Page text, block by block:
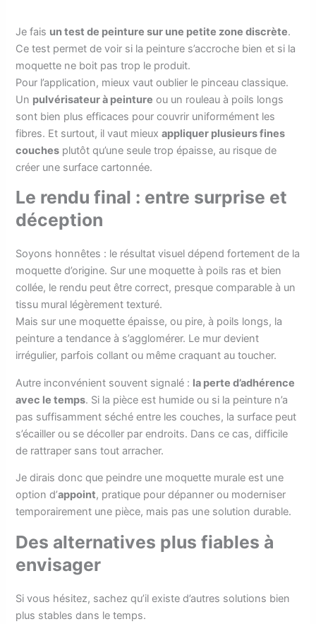
Je fais un test de peinture sur une petite zone discrète.
Ce test permet de voir si la peinture s’accroche bien et si la
moquette ne boit pas trop le produit.
Pour l’application, mieux vaut oublier le pinceau classique.
Un pulvérisateur à peinture ou un rouleau à poils longs
sont bien plus efficaces pour couvrir uniformément les
fibres. Et surtout, il vaut mieuxappliquer plusieurs fines
couches plutôt qu’une seule trop épaisse, au risque de
créer une surface cartonnée.
Le rendu final : entre surprise et
déception
Soyons honnêtes : le résultat visuel dépend fortement de la
moquette d’origine. Sur une moquette à poils ras et bien
collée, le rendu peut être correct, presque comparable à un
tissu mural légèrement texturé.
Mais sur une moquette épaisse, ou pire, à poils longs, la
peinture a tendance à s’agglomérer. Le mur devient
irrégulier, parfois collant ou même craquant au toucher.
Autre inconvénient souvent signalé : la perte d’adhérence
avec le temps. Si la pièce est humide ou si la peinture n’a
pas suffisamment séché entre les couches, la surface peut
s’écailler ou se décoller par endroits. Dans ce cas, difficile
de rattraper sans tout arracher.
Je dirais donc que peindre une moquette murale est une
option d’appoint, pratique pour dépanner ou moderniser
temporairement une pièce, mais pas une solution durable.
Des alternatives plus fiables à
envisager
Si vous hésitez, sachez qu’il existe d’autres solutions bien
plus stables dans le temps.